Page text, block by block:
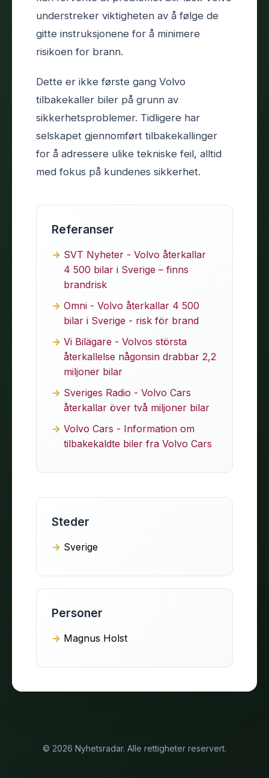
understreker viktigheten av å følge de
gitte instruksjonene for å minimere
risikoen for brann.
Dette er ikke første gang Volvo
tilbakekaller biler på grunn av
sikkerhetsproblemer. Tidligere har
selskapet gjennomført tilbakekallinger
for å adressere ulike tekniske feil, alltid
med fokus på kundenes sikkerhet.
Referanser
SVT Nyheter - Volvo återkallar
4 500 bilar i Sverige – finns
brandrisk
Omni - Volvo återkallar 4 500
bilar i Sverige - risk för brand
Vi Bilägare - Volvos största
återkallelse någonsin drabbar 2,2
miljoner bilar
Sveriges Radio - Volvo Cars
återkallar över två miljoner bilar
Volvo Cars - Information om
tilbakekaldte biler fra Volvo Cars
Steder
Sverige
Personer
Magnus Holst
© 2026 Nyhetsradar. Alle rettigheter reservert.